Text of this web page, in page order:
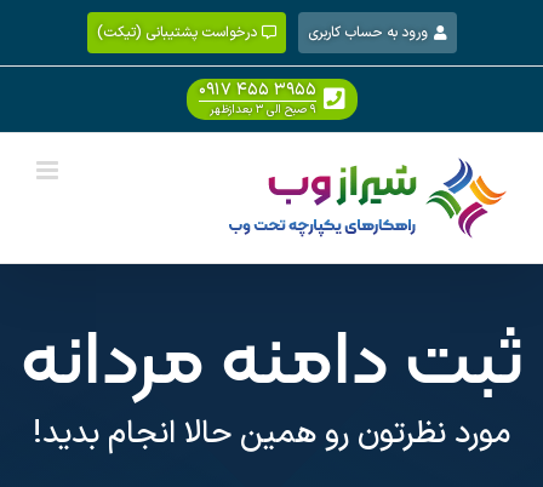
content
ورود به حساب کاربری درخواست پشتیبانی (تیکت)
۰۹۱۷ ۴۵۵ ۳۹۵۵
۹ صبح الی ۳ بعدازظهر
ثبت دامنه مردانه
مورد نظرتون رو همین حالا انجام بدید!